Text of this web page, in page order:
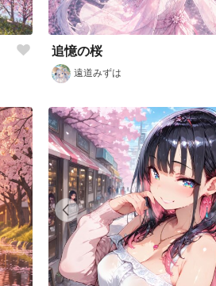
追憶の桜
遠道みずは